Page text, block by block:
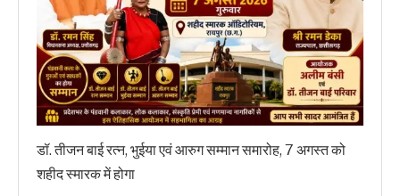
डॉ. तीजन बाई रत्न, भुईया एवं आरुग सम्मान समारोह, 7 अगस्त को
शहीद स्मारक में होगा